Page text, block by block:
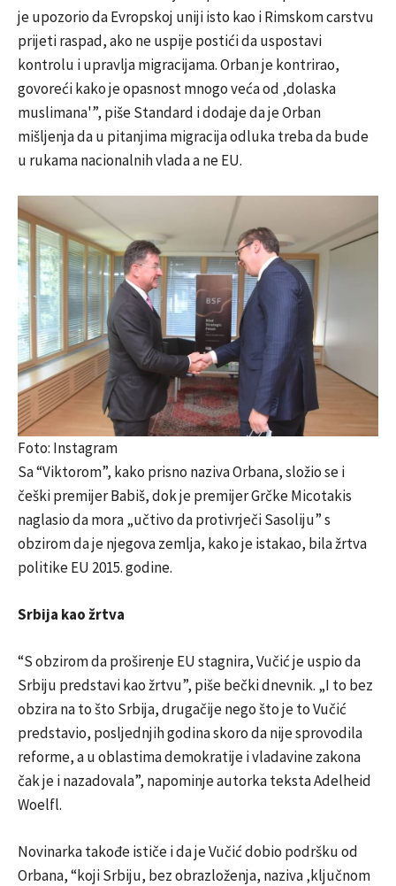
je upozorio da Evropskoj uniji isto kao i Rimskom carstvu
prijeti raspad, ako ne uspije postići da uspostavi
kontrolu i upravlja migracijama. Orban je kontrirao,
govoreći kako je opasnost mnogo veća od ‚dolaska
muslimana'”, piše Standard i dodaje da je Orban
mišljenja da u pitanjima migracija odluka treba da bude
u rukama nacionalnih vlada a ne EU.
Foto: Instagram
Sa “Viktorom”, kako prisno naziva Orbana, složio se i
češki premijer Babiš, dok je premijer Grčke Micotakis
naglasio da mora „učtivo da protivrječi Sasoliju” s
obzirom da je njegova zemlja, kako je istakao, bila žrtva
politike EU 2015. godine.
Srbija kao žrtva
“S obzirom da proširenje EU stagnira, Vučić je uspio da
Srbiju predstavi kao žrtvu”, piše bečki dnevnik. „I to bez
obzira na to što Srbija, drugačije nego što je to Vučić
predstavio, posljednjih godina skoro da nije sprovodila
reforme, a u oblastima demokratije i vladavine zakona
čak je i nazadovala”, napominje autorka teksta Adelheid
Woelfl.
Novinarka takođe ističe i da je Vučić dobio podršku od
Orbana, “koji Srbiju, bez obrazloženja, naziva ‚ključnom